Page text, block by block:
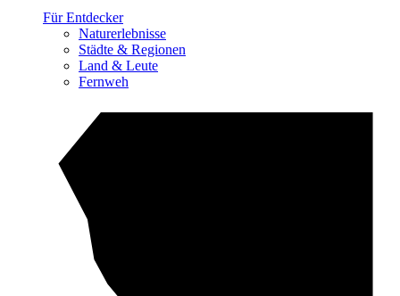
Für Entdecker
Naturerlebnisse
Städte & Regionen
Land & Leute
Fernweh